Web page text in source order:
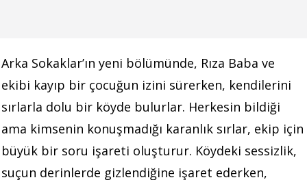
Arka Sokaklar’ın yeni bölümünde, Rıza Baba ve
ekibi kayıp bir çocuğun izini sürerken, kendilerini
sırlarla dolu bir köyde bulurlar. Herkesin bildiği
ama kimsenin konuşmadığı karanlık sırlar, ekip için
büyük bir soru işareti oluşturur. Köydeki sessizlik,
suçun derinlerde gizlendiğine işaret ederken,